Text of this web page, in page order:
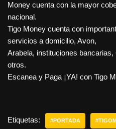
Money cuenta con la mayor
nacional.
Tigo Money cuenta con
servicios a domicilio, Avon,
Arabela, instituciones
otros.
Escanea y Paga ¡YA! con Tigo
Etiquetas: #PORTADA